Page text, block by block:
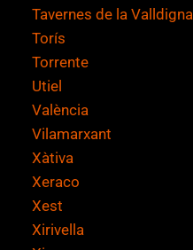
Tavernes de la Valldigna
Torís
Torrente
Utiel
València
Vilamarxant
Xàtiva
Xeraco
Xest
Xirivella